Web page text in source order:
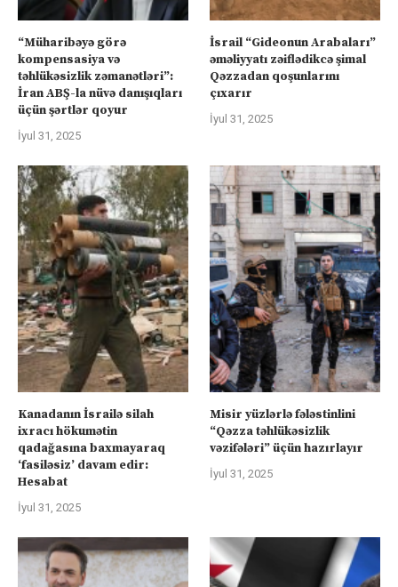
“Müharibəyə görə
kompensasiya və
təhlükəsizlik zəmanətləri”:
İran ABŞ-la nüvə danışıqları
üçün şərtlər qoyur
İyul 31, 2025
İsrail “Gideonun Arabaları”
əməliyyatı zəiflədikcə şimal
Qəzzadan qoşunlarını
çıxarır
İyul 31, 2025
Kanadanın İsrailə silah
ixracı hökumətin
qadağasına baxmayaraq
‘fasiləsiz’ davam edir:
Hesabat
İyul 31, 2025
Misir yüzlərlə fələstinlini
“Qəzza təhlükəsizlik
vəzifələri” üçün hazırlayır
İyul 31, 2025